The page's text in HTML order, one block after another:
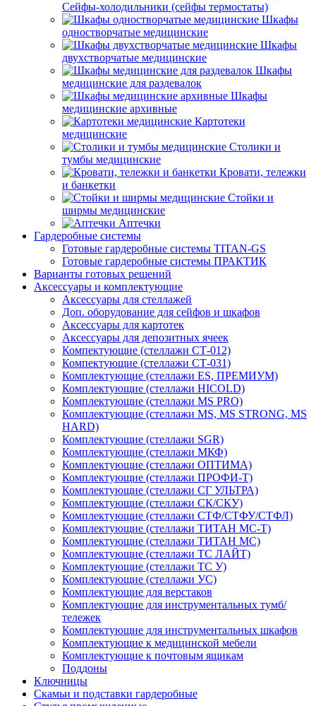
Сейфы-холодильники (сейфы термостаты)
Шкафы
одностворчатые медицинские
Шкафы
двухстворчатые медицинские
Шкафы
медицинские для раздевалок
Шкафы
медицинские архивные
Картотеки
медицинские
Столики и
тумбы медицинские
Кровати, тележки
и банкетки
Стойки и
ширмы медицинские
Аптечки
Гардеробные системы
Готовые гардеробные системы TITAN-GS
Готовые гардеробные системы ПРАКТИК
Варианты готовых решений
Аксессуары и комплектующие
Аксессуары для стеллажей
Доп. оборудование для сейфов и шкафов
Аксессуары для картотек
Аксессуары для депозитных ячеек
Компектующие (стеллажи СТ-012)
Компектующие (стеллажи СТ-031)
Комплектующие (стеллажи ES, ПРЕМИУМ)
Комплектующие (стеллажи HICOLD)
Комплектующие (стеллажи MS PRO)
Комплектующие (стеллажи MS, MS STRONG, MS
HARD)
Комплектующие (стеллажи SGR)
Комплектующие (стеллажи МКФ)
Комплектующие (стеллажи ОПТИМА)
Комплектующие (стеллажи ПРОФИ-Т)
Комплектующие (стеллажи СГ УЛЬТРА)
Комплектующие (стеллажи СК/СКУ)
Комплектующие (стеллажи СТФ/СТФУ/СТФЛ)
Комплектующие (стеллажи ТИТАН МС-Т)
Комплектующие (стеллажи ТИТАН МС)
Комплектующие (стеллажи ТС ЛАЙТ)
Комплектующие (стеллажи ТС У)
Комплектующие (стеллажи УС)
Комплектующие для верстаков
Комплектующие для инструментальных тумб/
тележек
Комплектующие для инструментальных шкафов
Комплектующие к медицинской мебели
Комплектующие к почтовым ящикам
Поддоны
Ключницы
Скамьи и подставки гардеробные